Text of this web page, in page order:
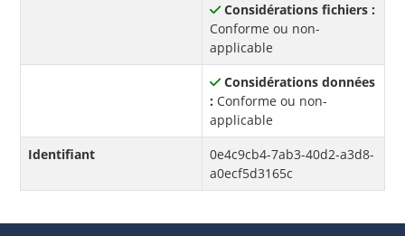
Considérations fichiers :
Conforme ou non-
applicable
Considérations données
: Conforme ou non-
applicable
Identifiant
0e4c9cb4-7ab3-40d2-a3d8-
a0ecf5d3165c